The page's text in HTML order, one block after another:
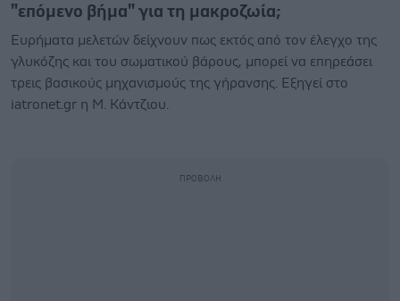
"επόμενο βήμα" για τη μακροζωία;
Ευρήματα μελετών δείχνουν πως εκτός από τον έλεγχο της
γλυκόζης και του σωματικού βάρους, μπορεί να επηρεάσει
τρεις βασικούς μηχανισμούς της γήρανσης. Εξηγεί στο
iatronet.gr η Μ. Κάντζιου.